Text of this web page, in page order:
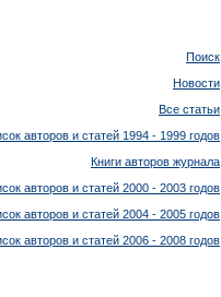
Поиск
Новости
Все статьи
авторов и статей 1994 - 1999 годов
Книги авторов журнала
авторов и статей 2000 - 2003 годов
авторов и статей 2004 - 2005 годов
авторов и статей 2006 - 2008 годов